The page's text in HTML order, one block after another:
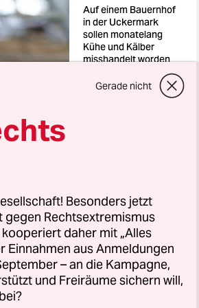
Auf einem Bauernhof
in der Uckermark
sollen monatelang
Kühe und Kälber
misshandelt worden
Foto: Sebastian
und
die die
. „Die
werden,
Peifer.
Gerade nicht
Besonders jetzt
gegen Rechtsextremismus
daher mit „Alles
Einnahmen aus Anmeldungen
– an die Kampagne,
und Freiräume sichern will,